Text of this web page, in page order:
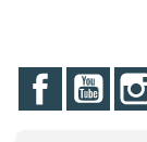
Facebook